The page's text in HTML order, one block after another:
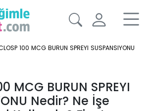
100 MCG BURUN SPREYI SUSPANSIYONU
MCG BURUN SPREYI
Nedir? Ne İşe